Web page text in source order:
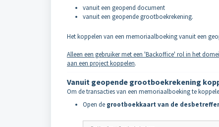
vanuit een geopend document
vanuit een geopende grootboekrekening.
Het koppelen van een memoriaalboeking vanuit een
Alleen een gebruiker met een 'Backoffice' rol in het
aan een project koppelen.
Vanuit geopende grootboekrekening
Om de transacties van een memoriaalboeking te
Open de grootboekkaart van de